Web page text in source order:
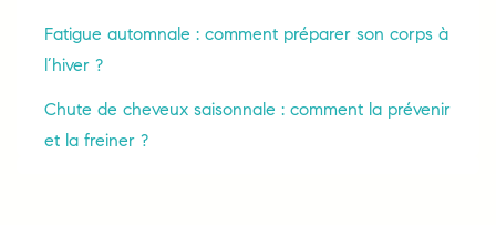
Fatigue automnale : comment préparer son corps à
l’hiver ?
Chute de cheveux saisonnale : comment la prévenir
et la freiner ?